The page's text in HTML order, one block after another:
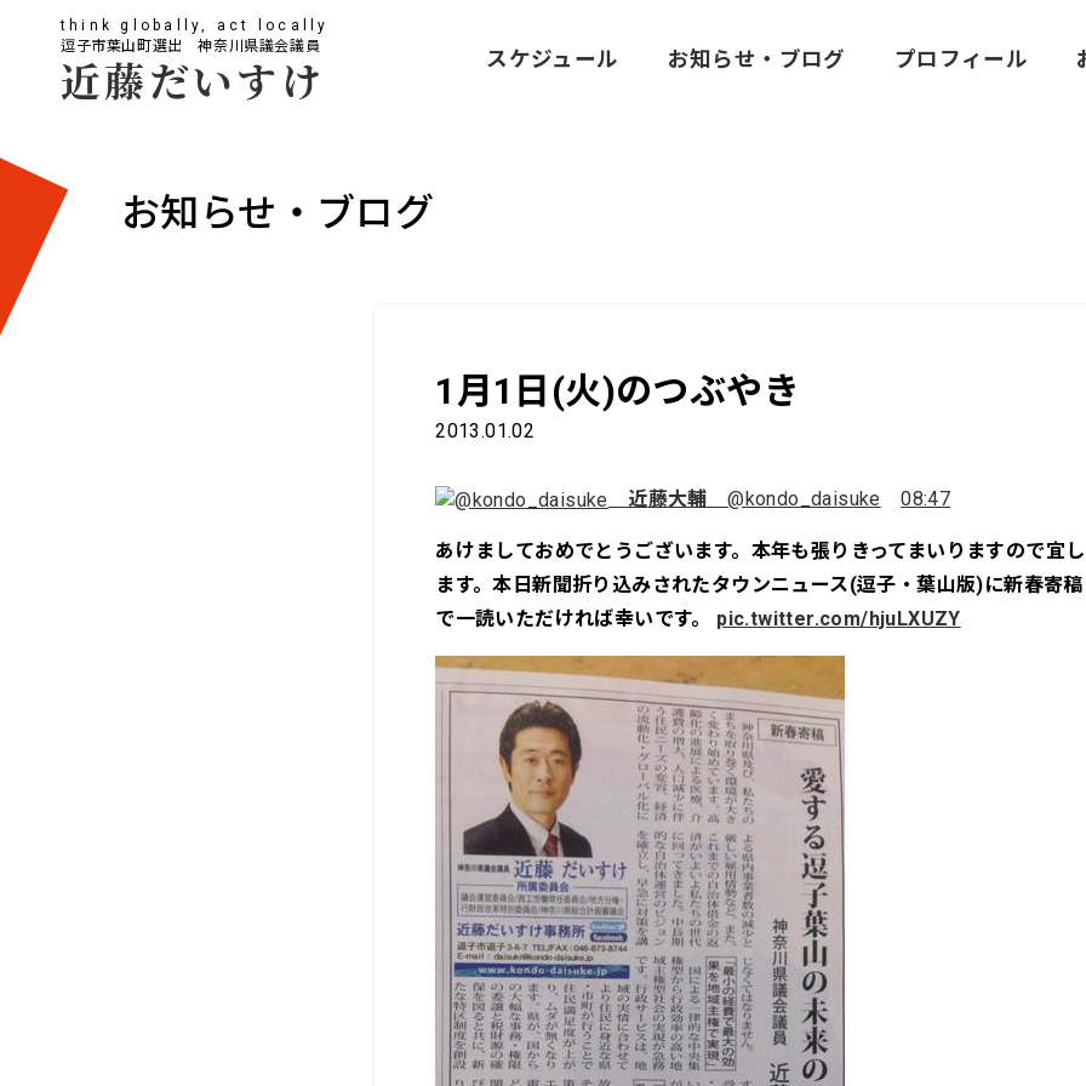
think globally, act locally
逗子市葉山町選出 神奈川県議会議員
近藤だいすけ スケジュール お知らせ・ブログ プロフィール
お知らせ・ブログ
1月1日(火)のつぶやき
2013.01.02
近藤大輔 @kondo_daisuke 08:47
あけましておめでとうございます。本年も張りきってまいりますので宜
ます。本日新聞折り込みされたタウンニュース(逗子・葉山版)に新春寄
で一読いただければ幸いです。 pic.twitter.com/hjuLXUZY